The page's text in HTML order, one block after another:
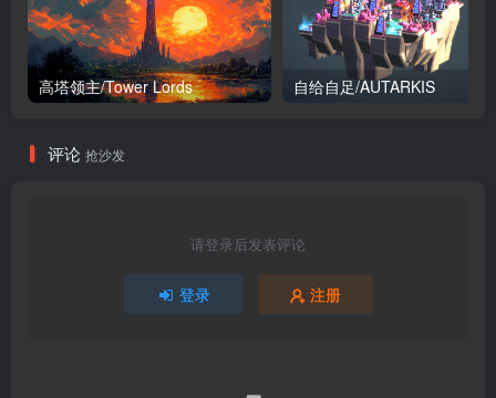
高塔领主/Tower Lords 自给自足/AUTARKIS
评论 抢沙发
请登录后发表评论
登录 注册